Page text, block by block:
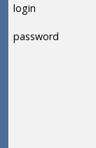
login
password